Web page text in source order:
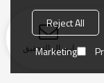
ارسال التحقيق
Reject All
Marketing